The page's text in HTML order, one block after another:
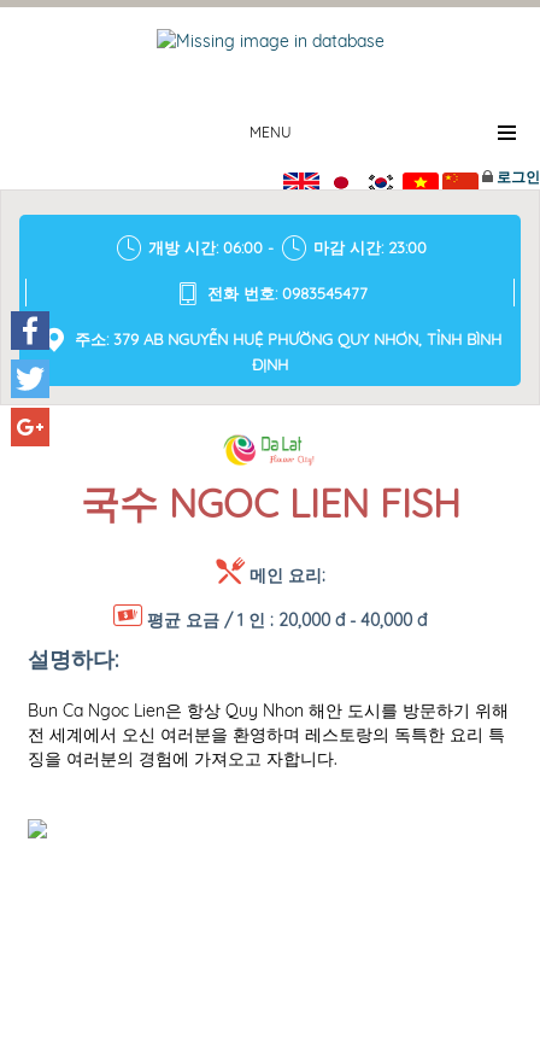
MENU
로그인
개방 시간: 06:00 - 마감 시간: 23:00
전화 번호: 0983545477
주소: 379 AB NGUYỄN HUỆ PHƯỜNG QUY NHƠN, TỈNH BÌNH
ĐỊNH
국수 NGOC LIEN FISH
메인 요리:
평균 요금 / 1 인 : 20,000 đ - 40,000 đ
설명하다:
Bun Ca Ngoc Lien은 항상 Quy Nhon 해안 도시를 방문하기 위해
전 세계에서 오신 여러분을 환영하며 레스토랑의 독특한 요리 특
징을 여러분의 경험에 가져오고 자합니다.
Facebook
Twitter